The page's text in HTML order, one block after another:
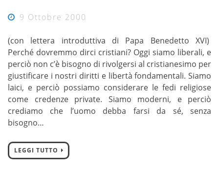
9 Ottobre 2000
(con lettera introduttiva di Papa Benedetto XVI)
Perché dovremmo dirci cristiani? Oggi siamo liberali, e
perciò non c’è bisogno di rivolgersi al cristianesimo per
giustificare i nostri diritti e libertà fondamentali. Siamo
laici, e perciò possiamo considerare le fedi religiose
come credenze private. Siamo moderni, e perciò
crediamo che l’uomo debba farsi da sé, senza
bisogno…
LEGGI TUTTO